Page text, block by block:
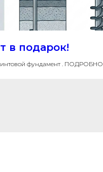
в подарок!
фундамент . ПОДРОБНО
обработку
в соответствии